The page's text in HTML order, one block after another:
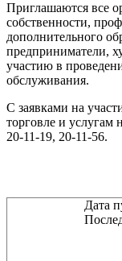
Приглашаются все
собственности,
дополнительного
предприниматели,
участию в
обслуживания.
С заявками на
торговле и услугам
20-11-19, 20-11-56.
Дата